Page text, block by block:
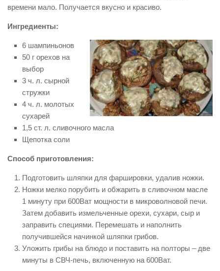
времени мало. Получается вкусно и красиво.
Ингредиенты:
6 шампиньонов
50 г орехов на
выбор
3 ч. л. сырной
стружки
4 ч. л. молотых
сухарей
1,5 ст. л. сливочного масла
Щепотка соли
Способ приготовления:
Подготовить шляпки для фаршировки, удалив ножки.
Ножки мелко порубить и обжарить в сливочном масле
1 минуту при 600Ват мощности в микроволновой печи.
Затем добавить измельченные орехи, сухари, сыр и
заправить специями. Перемешать и наполнить
получившейся начинкой шляпки грибов.
Уложить грибы на блюдо и поставить на полторы – две
минуты в СВЧ-печь, включенную на 600Ват.